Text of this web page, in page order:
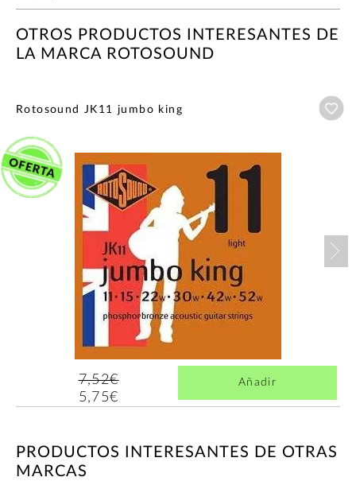
OTROS PRODUCTOS INTERESANTES DE
LA MARCA ROTOSOUND
Rotosound JK11 jumbo king
7,52€
5,75€
Añadir
PRODUCTOS INTERESANTES DE OTRAS
MARCAS